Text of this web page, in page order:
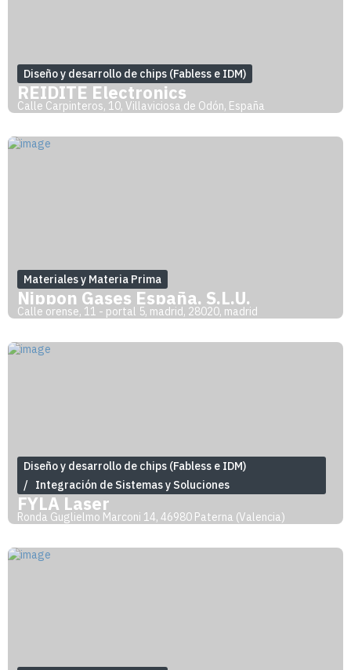
Diseño y desarrollo de chips (Fabless e IDM)
REIDITE Electronics
Calle Carpinteros, 10, Villaviciosa de Odón, España
Materiales y Materia Prima
Nippon Gases España, S.L.U.
Calle orense, 11 - portal 5, madrid, 28020, madrid
Diseño y desarrollo de chips (Fabless e IDM)
Integración de Sistemas y Soluciones
FYLA Laser
Ronda Guglielmo Marconi 14, 46980 Paterna (Valencia)